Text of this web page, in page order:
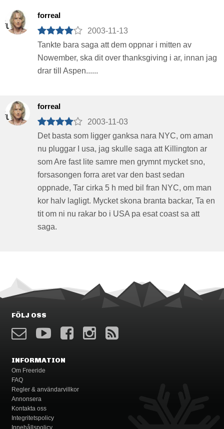
forreal
2003-11-13
Tankte bara saga att dem oppnar i mitten av
Nowember, ska dit over thanksgiving i ar, innan jag
drar till Aspen......
forreal
2003-11-03
Det basta som ligger ganksa nara NYC, om aman
nu pluggar I usa, jag skulle saga att Killington ar
som Are fast lite samre men grymnt mycket sno,
forsasongen forra aret var den bast sedan
oppnade, Tar cirka 5 h med bil fran NYC, om man
kor halv lagligt. Mycket skona branta backar, Ta en
tit om ni nu rakar bo i USA pa esat coast sa att
saga.
FÖLJ OSS
INFORMATION
Om Freeride
FAQ
Regler & användarvillkor
Annonsera
Kontakta oss
Integritetspolicy
Innehållspolicy